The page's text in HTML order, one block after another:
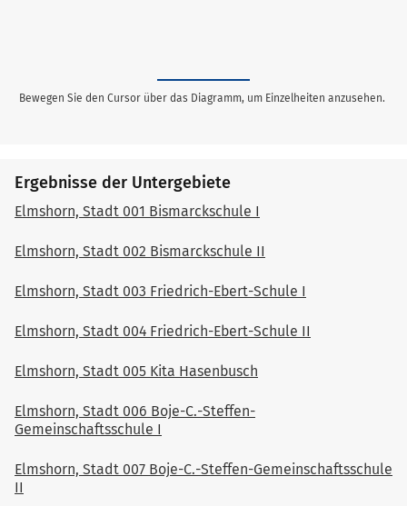
Bewegen Sie den Cursor über das Diagramm, um Einzelheiten anzusehen.
Ergebnisse der Untergebiete
Elmshorn, Stadt 001 Bismarckschule I
Elmshorn, Stadt 002 Bismarckschule II
Elmshorn, Stadt 003 Friedrich-Ebert-Schule I
Elmshorn, Stadt 004 Friedrich-Ebert-Schule II
Elmshorn, Stadt 005 Kita Hasenbusch
Elmshorn, Stadt 006 Boje-C.-Steffen-
Gemeinschaftsschule I
Elmshorn, Stadt 007 Boje-C.-Steffen-Gemeinschaftsschule
II